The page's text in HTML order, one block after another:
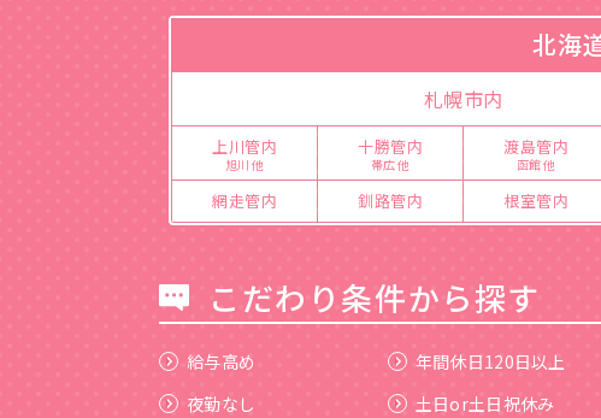
北海
札幌市内
上川管内
旭川 他
十勝管内
帯広 他
渡島管内
函館 他
網走管内 釧路管内 根室管内
こだわり条件から探す
給与高め 年間休日120日以上
夜勤なし
土日or土日祝休み